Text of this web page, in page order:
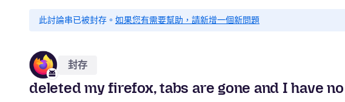
此討論串已被封存。 如果您有需要幫助，請新增一個新問題
封存
deleted my firefox, tabs are gone and I have